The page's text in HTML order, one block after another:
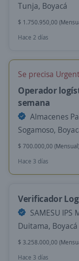
Tunja, Boyacá
$ 1.750.950,00
Hace 2 días
Se precisa
Operador
semana
Almacenes
Sogamoso,
$ 700.000,00 (Mensual)
Hace 3 días
Verificador
SAMESU IPS
Duitama, Boyacá
$ 3.258.000,00
Hace 3 días